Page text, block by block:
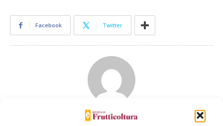
Facebook Twitter
Redazione Frutticoltura